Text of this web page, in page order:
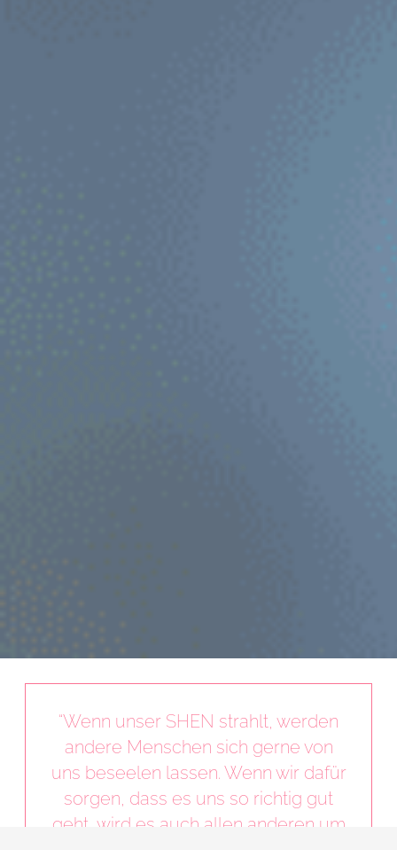
“Wenn unser SHEN strahlt, werden
andere Menschen sich gerne von
uns beseelen lassen. Wenn wir dafür
sorgen, dass es uns so richtig gut
geht, wird es auch allen anderen um